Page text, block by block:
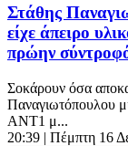
Στάθης
είχε άπειρο
πρώην
Σοκάρουν όσα
Παναγιωτόπουλου
ΑΝΤ1 μ...
20:39 | Πέμπτη 16